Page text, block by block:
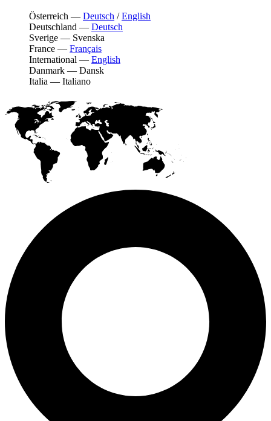
Österreich — Deutsch /English
Deutschland — Deutsch
Sverige — Svenska
France — Français
International — English
Danmark — Dansk
Italia — Italiano